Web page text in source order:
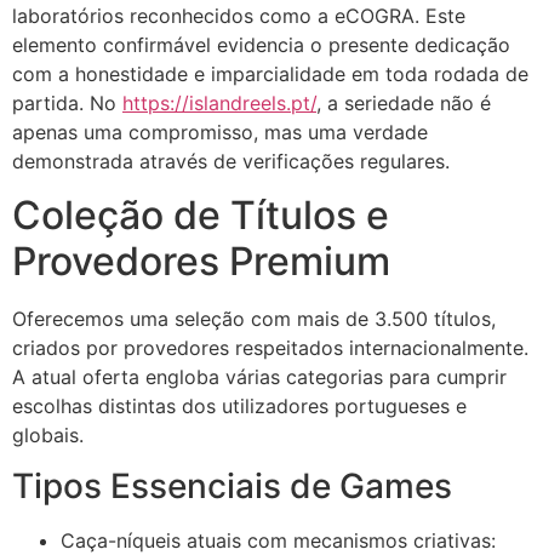
panel
panel
panel
panel
panel
panel
panel
panel
panel
panel
panel
laboratórios reconhecidos como a eCOGRA. Este
elemento confirmável evidencia o presente dedicação
com a honestidade e imparcialidade em toda rodada de
partida. No https://islandreels.pt/, a seriedade não é
apenas uma compromisso, mas uma verdade
demonstrada através de verificações regulares.
Coleção de Títulos e
Provedores Premium
Oferecemos uma seleção com mais de 3.500 títulos,
criados por provedores respeitados internacionalmente.
A atual oferta engloba várias categorias para cumprir
escolhas distintas dos utilizadores portugueses e
globais.
Tipos Essenciais de Games
Caça-níqueis atuais com mecanismos criativas: